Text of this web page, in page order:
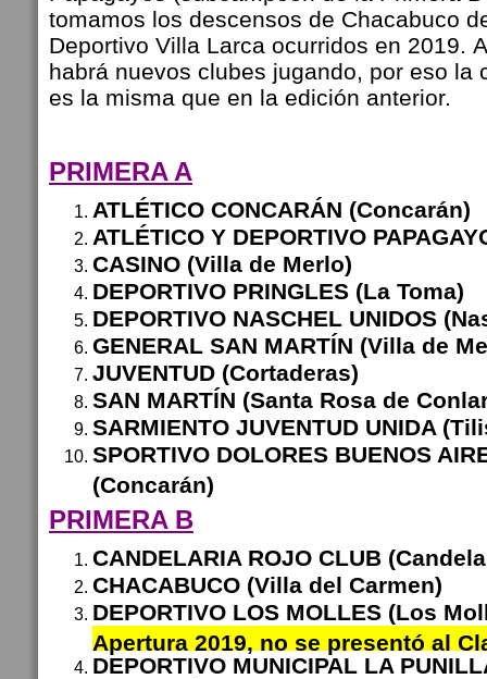
tomamos los descensos de Chacabuco
Deportivo Villa Larca ocurridos en 2019.
habrá nuevos clubes jugando, por eso la
es la misma que en la edición anterior.
PRIMERA A
ATLÉTICO CONCARÁN (Concarán)
ATLÉTICO Y DEPORTIVO
CASINO (Villa de Merlo)
DEPORTIVO PRINGLES (La Toma)
DEPORTIVO NASCHEL UNIDOS
GENERAL SAN MARTÍN (Villa de
JUVENTUD (Cortaderas)
SAN MARTÍN (Santa Rosa de
SARMIENTO JUVENTUD UNIDA
SPORTIVO DOLORES BUENOS
(Concarán)
PRIMERA B
CANDELARIA ROJO CLUB
CHACABUCO (Villa del Carmen)
DEPORTIVO LOS MOLLES (Los
Apertura 2019, no se presentó al
DEPORTIVO MUNICIPAL LA